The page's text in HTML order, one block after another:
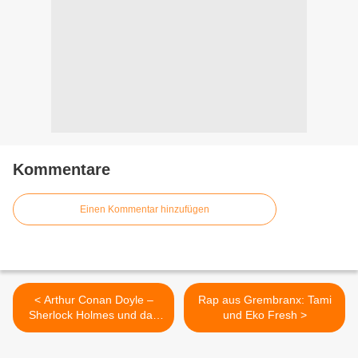
Kommentare
Einen Kommentar hinzufügen
< Arthur Conan Doyle –
Sherlock Holmes und das
Gruselkabinett (Hörspiele)
Rap aus Grembranx: Tami
und Eko Fresh >